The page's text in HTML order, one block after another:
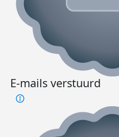
E-mails verstuurd